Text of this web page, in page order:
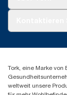
+41 (0)848/
Essity
Parkstraße
6214
Tork, eine Marke
weltweit unsere